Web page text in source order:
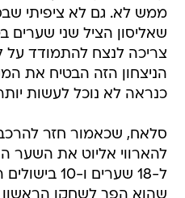
שאליסון הציל שני שערים
צריכה לנצח להתמודד על
הניצחון הזה הבטיח את
כנראה לא נוכל לעשות
סלאח, שכאמור חזר להרכב
להארווי אליוט את השער
ל-18 שערים